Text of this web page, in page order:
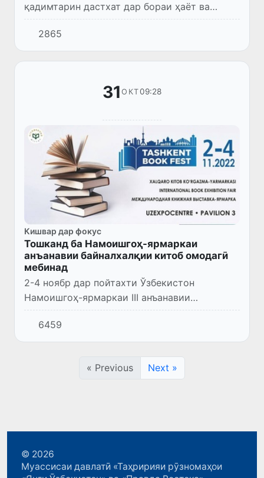
қадимтарин дастхат дар бораи ҳаёт ва
фаъолияти Амир Темурро, ки ба забони
қадимии ӯзбекӣ навишта шудааст, ба Ҷомеаи
умумиҷаҳонӣ медиҳад.
2865
31ОКТ09:28
Кишвар дар фокус
Тошканд ба Намоишгоҳ-ярмаркаи
анъанавии байналхалқии китоб омодагӣ
мебинад
2-4 ноябр дар пойтахти Ўзбекистон
Намоишгоҳ-ярмаркаи III анъанавии
байналхалқии “Tashkent Book Fest – 2022”
баргузор мегардад.
6459
« Previous Next »
© 2026
Муассисаи давлатӣ «Таҳририяи рӯзномаҳои